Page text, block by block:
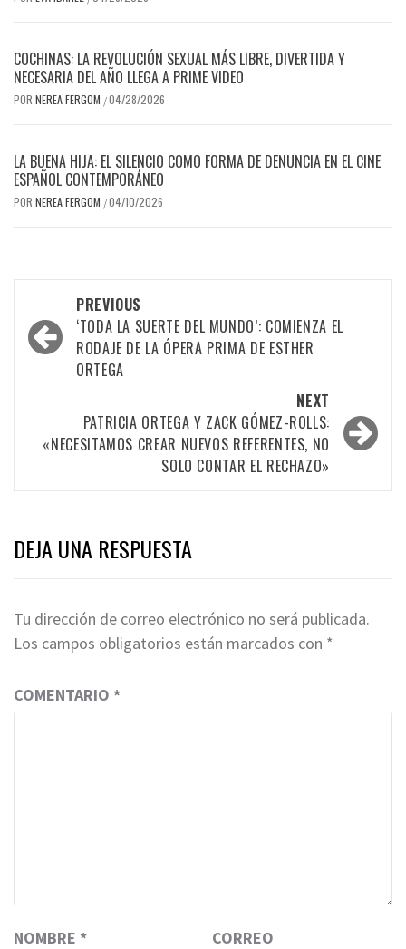
COCHINAS: LA REVOLUCIÓN SEXUAL MÁS LIBRE, DIVERTIDA Y
NECESARIA DEL AÑO LLEGA A PRIME VIDEO
POR NEREA FERGOM /04/28/2026
LA BUENA HIJA: EL SILENCIO COMO FORMA DE DENUNCIA EN EL CINE
ESPAÑOL CONTEMPORÁNEO
POR NEREA FERGOM /04/10/2026
navigation
PREVIOUS
‘TODA LA SUERTE DEL MUNDO’: COMIENZA EL
RODAJE DE LA ÓPERA PRIMA DE ESTHER
ORTEGA
NEXT
PATRICIA ORTEGA Y ZACK GÓMEZ-ROLLS:
«NECESITAMOS CREAR NUEVOS REFERENTES, NO
SOLO CONTAR EL RECHAZO»
DEJA UNA RESPUESTA
Tu dirección de correo electrónico no será publicada.
Los campos obligatorios están marcados con *
COMENTARIO *
NOMBRE *
CORREO